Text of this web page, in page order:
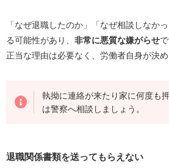
「なぜ退職したのか」「なぜ相談しなか
る可能性があり、 非常に悪質な嫌がらせ
正当な理由は必要なく、労働者自身が決め
執拗に連絡が来たり家に何度も
は警察へ相談しましょう。
退職関係書類を送ってもらえない